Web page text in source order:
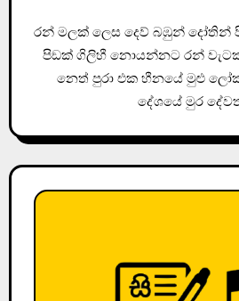
රන් මලක් ලෙස දෙව් බඹුන් දෝතින් පිදූ මේ පින් බිමේ… පස්
පිඞක් ගිලිහී නොයන්නට රන්
නෙත් පුරා එක හීනයේ මුළු
දේශයේ මුර